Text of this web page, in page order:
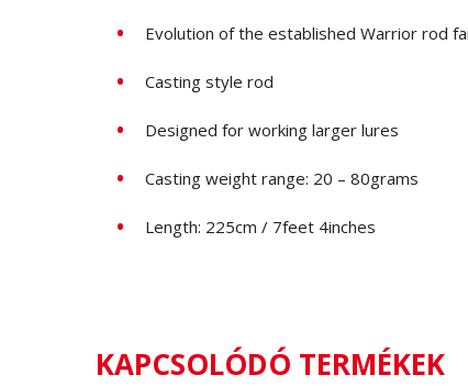
Evolution of the established Warrior rod
Casting style rod
Designed for working larger lures
Casting weight range: 20 – 80grams
Length: 225cm / 7feet 4inches
KAPCSOLÓDÓ TERMÉKEK